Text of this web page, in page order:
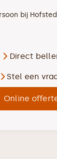
bij
Direct
Stel een
Online